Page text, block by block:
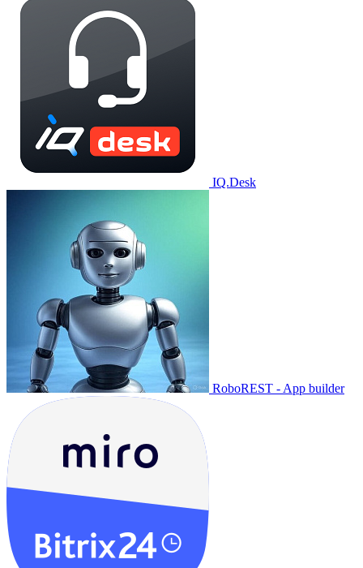
IQ.Desk
RoboREST - App builder